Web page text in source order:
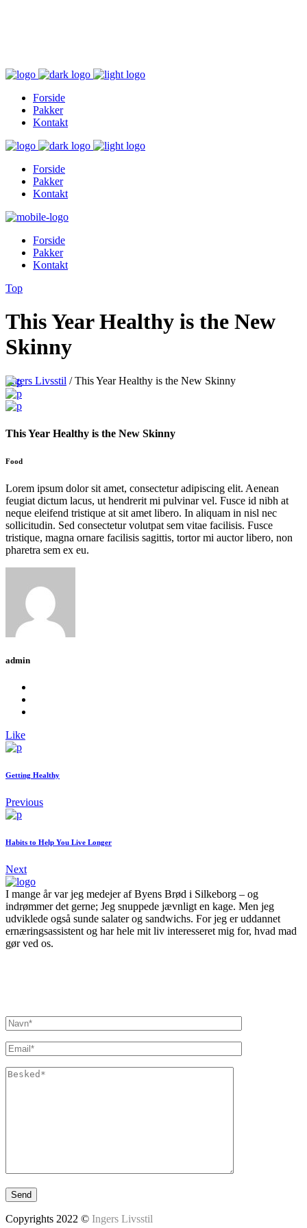
Forside
Pakker
Kontakt
Forside
Pakker
Kontakt
Forside
Pakker
Kontakt
Top
This Year Healthy is the New
Skinny
Ingers Livsstil /This Year Healthy is the New Skinny
This Year Healthy is the New Skinny
Food
Lorem ipsum dolor sit amet, consectetur adipiscing elit. Aenean
feugiat dictum lacus, ut hendrerit mi pulvinar vel. Fusce id nibh at
neque eleifend tristique at sit amet libero. In aliquam in nisl nec
sollicitudin. Sed consectetur volutpat sem vitae facilisis. Fusce
tristique, magna ornare facilisis sagittis, tortor mi auctor libero, non
pharetra sem ex eu.
admin
Like
Getting Healthy
Previous
Habits to Help You Live Longer
Next
I mange år var jeg medejer af Byens Brød i Silkeborg – og
indrømmer det gerne; Jeg snuppede jævnligt en kage. Men jeg
udviklede også sunde salater og sandwichs. For jeg er uddannet
ernæringsassistent og har hele mit liv interesseret mig for, hvad mad
gør ved os.
Copyrights 2022 © Ingers Livsstil